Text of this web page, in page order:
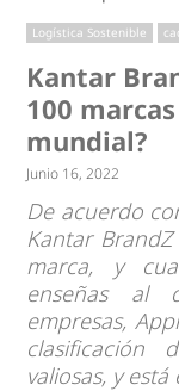
Logística Sostenible
Kantar
100
mundial?
Junio 16, 2022
De acuerdo
Kantar
marca, y
enseñas al
empresas,
clasificación
valiosas, y